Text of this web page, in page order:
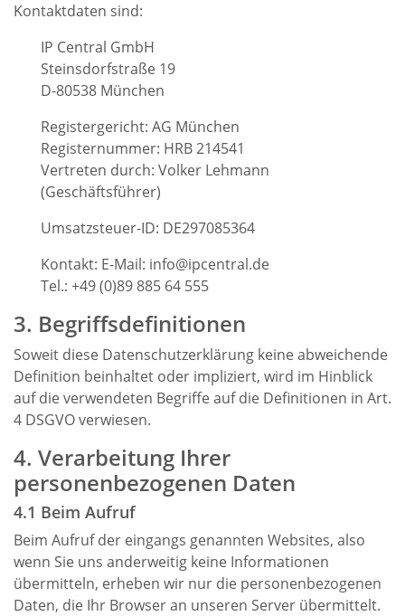
Kontaktdaten sind:
IP Central GmbH
Steinsdorfstraße 19
D-80538 München
Registergericht: AG München
Registernummer: HRB 214541
Vertreten durch: Volker Lehmann
(Geschäftsführer)
Umsatzsteuer-ID: DE297085364
Kontakt: E-Mail: info@ipcentral.de
Tel.: +49 (0)89 885 64 555
3. Begriffsdefinitionen
Soweit diese Datenschutzerklärung keine abweichende
Definition beinhaltet oder impliziert, wird im Hinblick
auf die verwendeten Begriffe auf die Definitionen in Art.
4 DSGVO verwiesen.
4. Verarbeitung Ihrer
personenbezogenen Daten
4.1 Beim Aufruf
Beim Aufruf der eingangs genannten Websites, also
wenn Sie uns anderweitig keine Informationen
übermitteln, erheben wir nur die personenbezogenen
Daten, die Ihr Browser an unseren Server übermittelt.